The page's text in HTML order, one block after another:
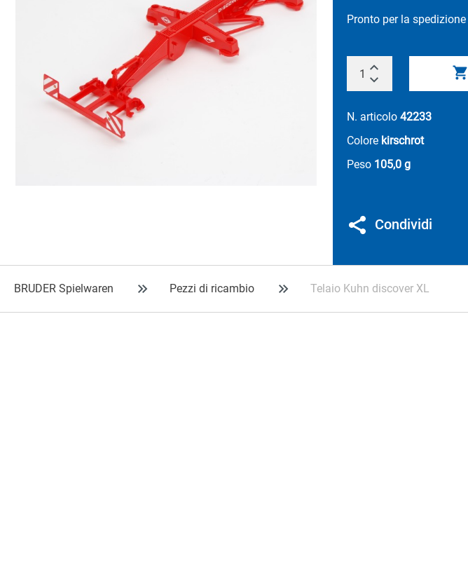
Pronto per la spedizione
N. articolo 42233
Colore kirschrot
Peso 105,0 g
Condividi
BRUDER Spielwaren Pezzi di ricambio Telaio Kuhn discover XL